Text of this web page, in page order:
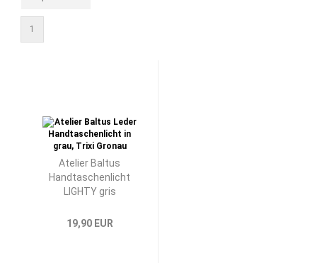
1
Atelier Baltus
Handtaschenlicht
LIGHTY gris
19,90 EUR